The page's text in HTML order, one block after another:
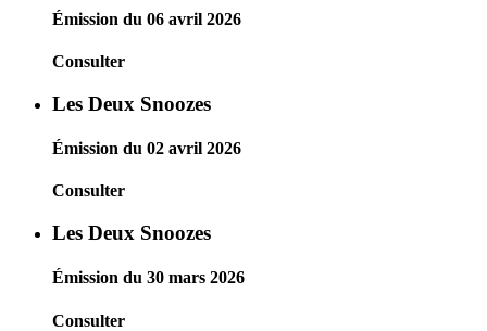
Émission du 06 avril 2026
Consulter
Les Deux Snoozes
Émission du 02 avril 2026
Consulter
Les Deux Snoozes
Émission du 30 mars 2026
Consulter